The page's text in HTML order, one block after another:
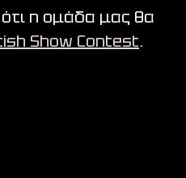
η ομάδα μας θα
Show Contest.